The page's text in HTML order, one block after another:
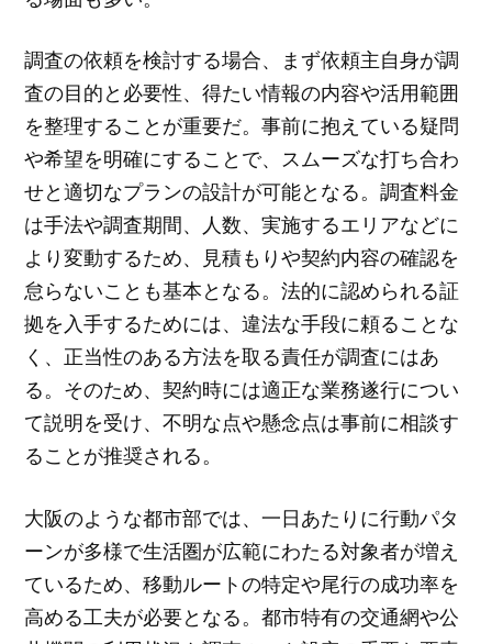
調査の依頼を検討する場合、まず依頼主自身が調
査の目的と必要性、得たい情報の内容や活用範囲
を整理することが重要だ。事前に抱えている疑問
や希望を明確にすることで、スムーズな打ち合わ
せと適切なプランの設計が可能となる。調査料金
は手法や調査期間、人数、実施するエリアなどに
より変動するため、見積もりや契約内容の確認を
怠らないことも基本となる。法的に認められる証
拠を入手するためには、違法な手段に頼ることな
く、正当性のある方法を取る責任が調査にはあ
る。そのため、契約時には適正な業務遂行につい
て説明を受け、不明な点や懸念点は事前に相談す
ることが推奨される。
大阪のような都市部では、一日あたりに行動パタ
ーンが多様で生活圏が広範にわたる対象者が増え
ているため、移動ルートの特定や尾行の成功率を
高める工夫が必要となる。都市特有の交通網や公